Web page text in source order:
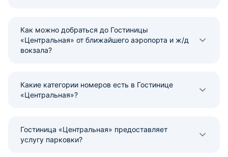
Как можно добраться до Гостиницы
«Центральная» от ближайшего аэропорта и ж/д
вокзала?
Какие категории номеров есть в Гостинице
«Центральная»?
Гостиница «Центральная» предоставляет
услугу парковки?